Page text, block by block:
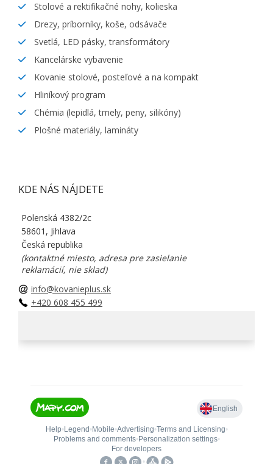
Stolové a rektifikačné nohy, kolieska
Drezy, príborníky, koše, odsávače
Svetlá, LED pásky, transformátory
Kancelárske vybavenie
Kovanie stolové, posteľové a na kompakt
Hliníkový program
Chémia (lepidlá, tmely, peny, silikóny)
Plošné materiály, lamináty
KDE NÁS NÁJDETE
Polenská 4382/2c
58601, Jihlava
Česká republika
(kontaktné miesto, adresa pre zasielanie
reklamácií, nie sklad)
info@kovanieplus.sk
+420 608 455 499